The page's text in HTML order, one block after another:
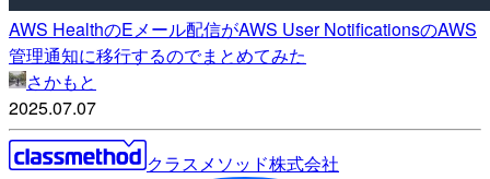
AWS HealthのEメール配信がAWS User NotificationsのAWS
管理通知に移行するのでまとめてみた
さかもと
2025.07.07
クラスメソッド株式会社